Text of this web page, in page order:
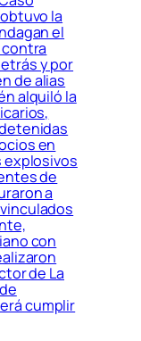
la
el
y por
de alias
alquiló la
en
explosivos
de
a
con
de La
cumplir